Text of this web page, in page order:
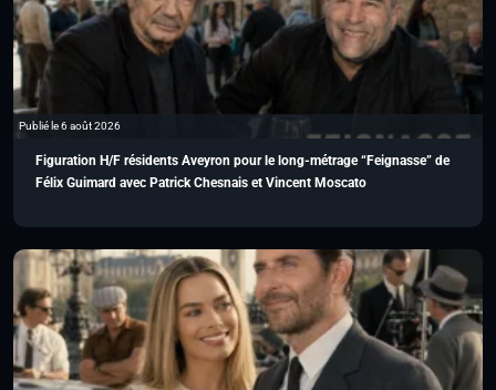
Publié le 6 août 2026
Figuration H/F résidents Aveyron pour le long-métrage “Feignasse” de
Félix Guimard avec Patrick Chesnais et Vincent Moscato